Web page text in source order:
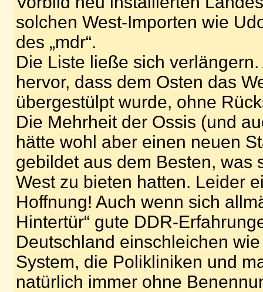
solchen West-Importen wie
des „mdr“.
Die Liste ließe sich
hervor, dass dem Osten das
übergestülpt wurde, ohne
Die Mehrheit der Ossis (und
hätte wohl aber einen neuen
gebildet aus dem Besten, was
West zu bieten hatten. Leider
Hoffnung! Auch wenn sich
Hintertür“ gute DDR-
Deutschland einschleichen
System, die Polikliniken und
natürlich immer ohne